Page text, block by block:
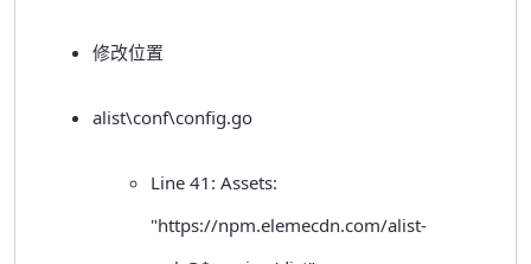
修改位置
alist\conf\config.go
Line 41: Assets:
"https://npm.elemecdn.com/alist-